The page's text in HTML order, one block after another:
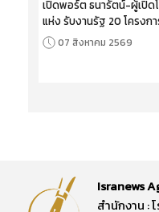
เปิดพอร์ต ธนารัตน์-ผู้เปิด
แห่ง รับงานรัฐ 20 โครงกา
07 สิงหาคม 2569
Isranews
สำนักงาน :